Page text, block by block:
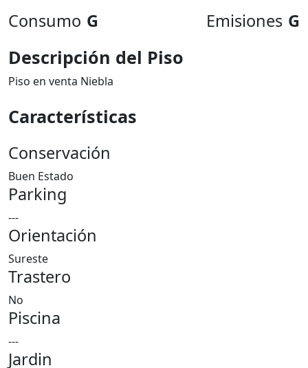
Consumo G Emisiones G
Descripción del Piso
Piso en venta Niebla
Características
Conservación
Buen Estado
Parking
---
Orientación
Sureste
Trastero
No
Piscina
---
Jardin